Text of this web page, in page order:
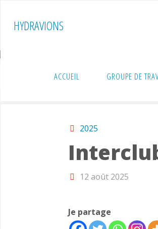
HYDRAVIONS
ACCUEIL GROUPE DE
Home Rencontres 2025
2025
12 août 2025
Je partage